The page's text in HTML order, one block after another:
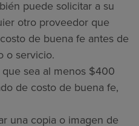
puede solicitar a su
otro proveedor que
de buena fe antes de
o servicio.
sea al menos $400
de costo de buena fe,
una copia o imagen de